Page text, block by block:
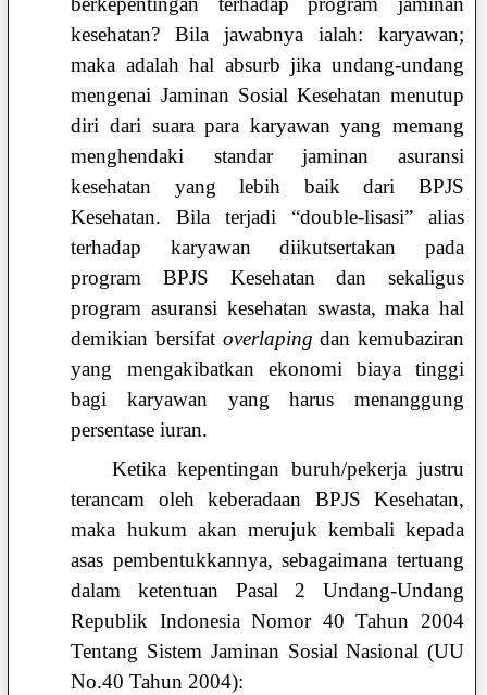
kesehatan? Bila jawabnya ialah: karyawan;
maka adalah hal absurb jika undang-undang
mengenai Jaminan Sosial Kesehatan menutup
diri dari suara para karyawan yang memang
menghendaki standar jaminan asuransi
kesehatan yang lebih baik dari BPJS
Kesehatan. Bila terjadi “double-lisasi” alias
terhadap karyawan diikutsertakan pada
program BPJS Kesehatan dan sekaligus
program asuransi kesehatan swasta, maka hal
demikian bersifat overlaping dan kemubaziran
yang mengakibatkan ekonomi biaya tinggi
bagi karyawan yang harus menanggung
persentase iuran.
Ketika kepentingan buruh/pekerja justru
terancam oleh keberadaan BPJS Kesehatan,
maka hukum akan merujuk kembali kepada
asas pembentukkannya, sebagaimana tertuang
dalam ketentuan Pasal 2 Undang-Undang
Republik Indonesia Nomor 40 Tahun 2004
Tentang Sistem Jaminan Sosial Nasional (UU
No.40 Tahun 2004):